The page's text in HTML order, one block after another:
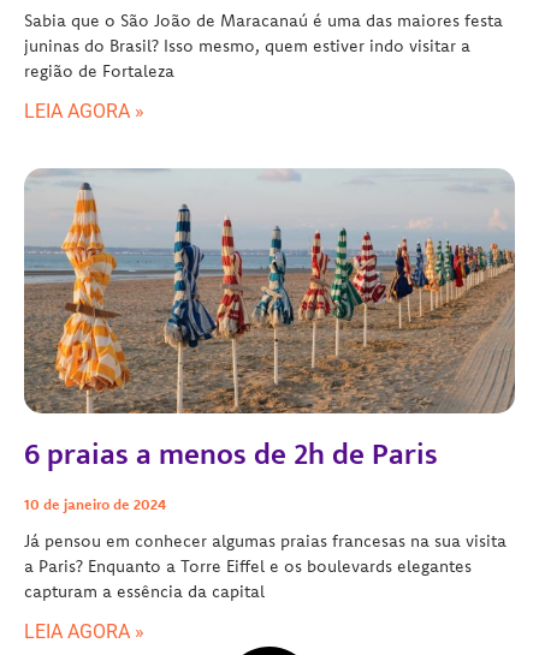
Sabia que o São João de Maracanaú é uma das maiores festa
juninas do Brasil? Isso mesmo, quem estiver indo visitar a
região de Fortaleza
LEIA AGORA »
6 praias a menos de 2h de Paris
10 de janeiro de 2024
Já pensou em conhecer algumas praias francesas na sua visita
a Paris? Enquanto a Torre Eiffel e os boulevards elegantes
capturam a essência da capital
LEIA AGORA »